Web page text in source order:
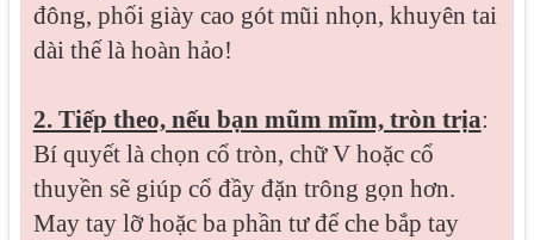
đông, phối giày cao gót mũi nhọn, khuyên tai
dài thế là hoàn hảo!
2. Tiếp theo, nếu bạn mũm mĩm, tròn trịa:
Bí quyết là chọn cổ tròn, chữ V hoặc cổ
thuyền sẽ giúp cổ đầy đặn trông gọn hơn.
May tay lỡ hoặc ba phần tư để che bắp tay